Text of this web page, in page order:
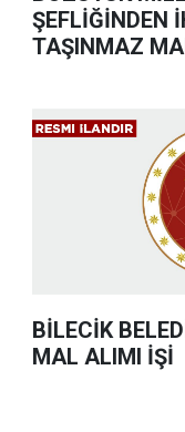
ŞEFLİĞİNDEN
TAŞINMAZ
BİLECİK
MAL ALIMI İŞİ